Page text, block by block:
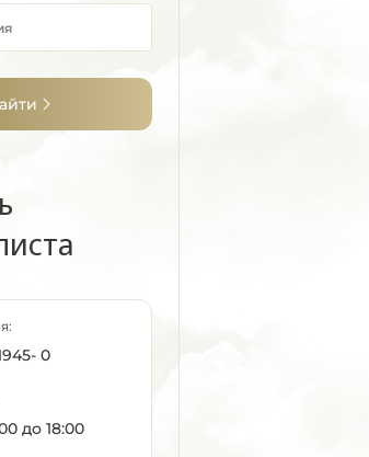
0
до 18:00